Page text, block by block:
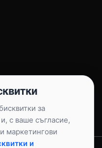
за
с ваше съгласие,
маркетингови
и